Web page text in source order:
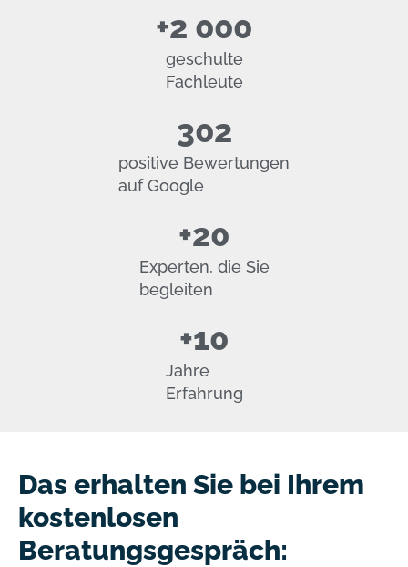
geschulte
Fachleute
+2 000
positive Bewertungen
auf Google
302
Experten, die Sie
begleiten
+20
Jahre
Erfahrung
+10
Das erhalten Sie bei Ihrem
kostenlosen
Beratungsgespräch: